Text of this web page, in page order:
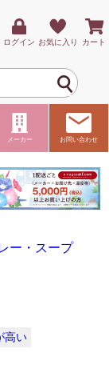
ログイン お気に入り カート
メーカー お問い合わせ
ー・スープ
高い